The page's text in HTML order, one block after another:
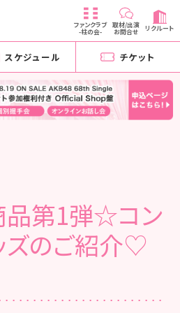
ファンクラブ
-柱の会-
取材/出演
お問合せ リクルート
スケジュール チケット
品第1弾☆コン
ズのご紹介♡